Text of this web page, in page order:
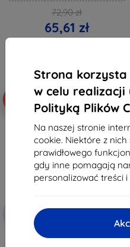
Strona korzysta
w celu realizacji
Polityką Plików
Na naszej stronie
cookie. Niektóre z
prawidłowego
gdy inne pomagają
personalizować treści
72,90 zł
65,61 zł
Zniżka z
kuponem
3MK FlexibleGlass Huawei P20